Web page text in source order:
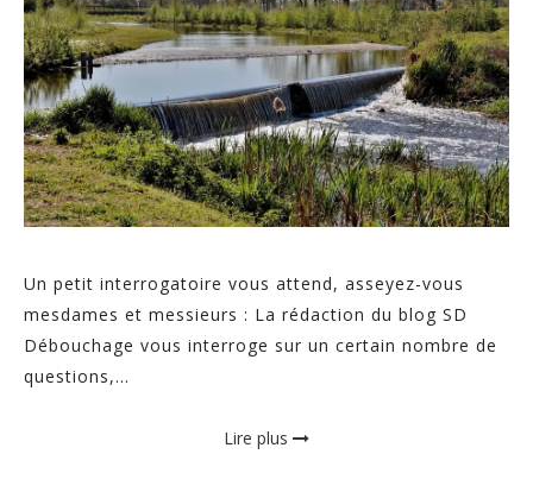
Un petit interrogatoire vous attend, asseyez-vous
mesdames et messieurs : La rédaction du blog SD
Débouchage vous interroge sur un certain nombre de
questions,...
Lire plus